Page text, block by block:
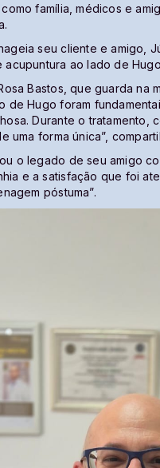
família, médicos e
seu cliente e amigo,
acupuntura ao lado de
Bastos, que guarda na
de Hugo foram
Durante o
uma forma única”,
o legado de seu amigo
e a satisfação que foi
póstuma”.